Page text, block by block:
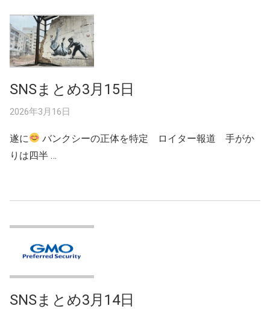
SNSまとめ3月15日
2026年3月16日
遂に
バンクシーの正体を特定 ロイター報道 手がか
りは四半 …
SNSまとめ3月14日